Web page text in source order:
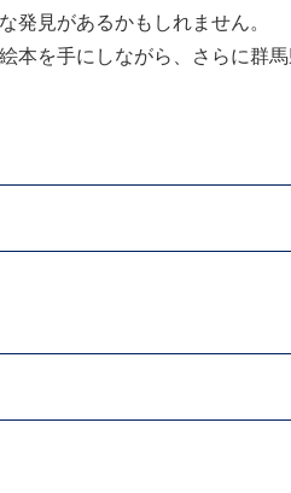
発見があるかもしれません。
本を手にしながら、さらに群